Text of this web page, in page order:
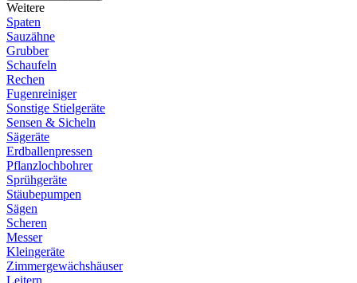
Weitere
Spaten
Sauzähne
Grubber
Schaufeln
Rechen
Fugenreiniger
Sonstige Stielgeräte
Sensen & Sicheln
Sägeräte
Erdballenpressen
Pflanzlochbohrer
Sprühgeräte
Stäubepumpen
Sägen
Scheren
Messer
Kleingeräte
Zimmergewächshäuser
Leitern